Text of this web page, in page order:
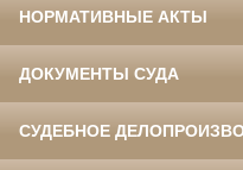
НОРМАТИВНЫЕ АКТЫ
ДОКУМЕНТЫ СУДА
СУДЕБНОЕ